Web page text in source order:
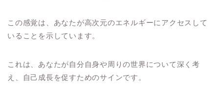
この感覚は、あなたが高次元のエネルギーにアクセスして
いることを示しています。
これは、あなたが自分自身や周りの世界について深く考
え、自己成長を促すためのサインです。